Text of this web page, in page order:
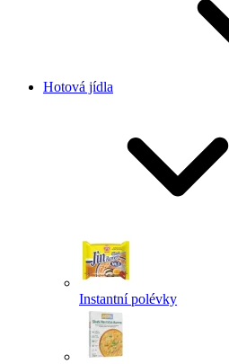
Hotová jídla
Instantní polévky